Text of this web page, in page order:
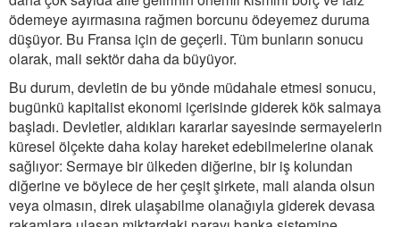
ödemeye ayırmasına rağmen borcunu ödeyemez duruma
düşüyor. Bu Fransa için de geçerli. Tüm bunların sonucu
olarak, mali sektör daha da büyüyor.
Bu durum, devletin de bu yönde müdahale etmesi sonucu,
bugünkü kapitalist ekonomi içerisinde giderek kök salmaya
başladı. Devletler, aldıkları kararlar sayesinde sermayelerin
küresel ölçekte daha kolay hareket edebilmelerine olanak
sağlıyor: Sermaye bir ülkeden diğerine, bir iş kolundan
diğerine ve böylece de her çeşit şirkete, mali alanda olsun
veya olmasın, direk ulaşabilme olanağıyla giderek devasa